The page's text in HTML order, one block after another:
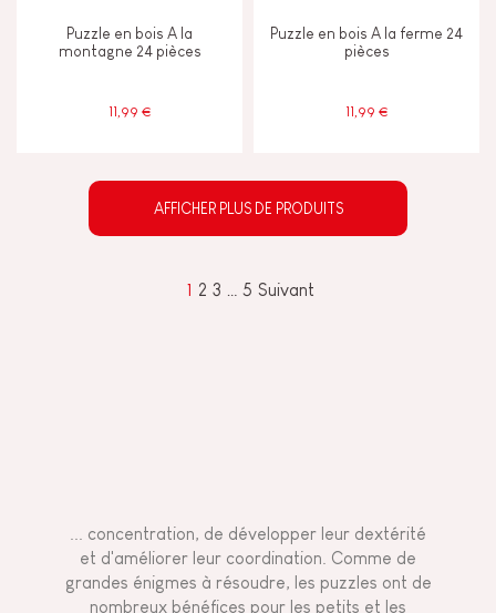
Puzzle en bois A la
montagne 24 pièces
11,99 €
Puzzle en bois A la ferme 24
pièces
11,99 €
AFFICHER PLUS DE PRODUITS
1 2 3 5 Suivant
... concentration, de développer leur dextérité
et d'améliorer leur coordination. Comme de
grandes énigmes à résoudre, les puzzles ont de
nombreux bénéfices pour les petits et les